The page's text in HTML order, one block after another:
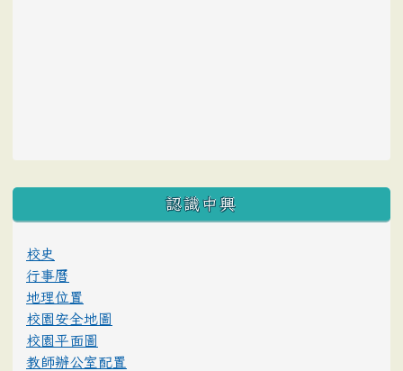
:::
認識中興
校史
行事曆
地理位置
校園安全地圖
校園平面圖
教師辦公室配置